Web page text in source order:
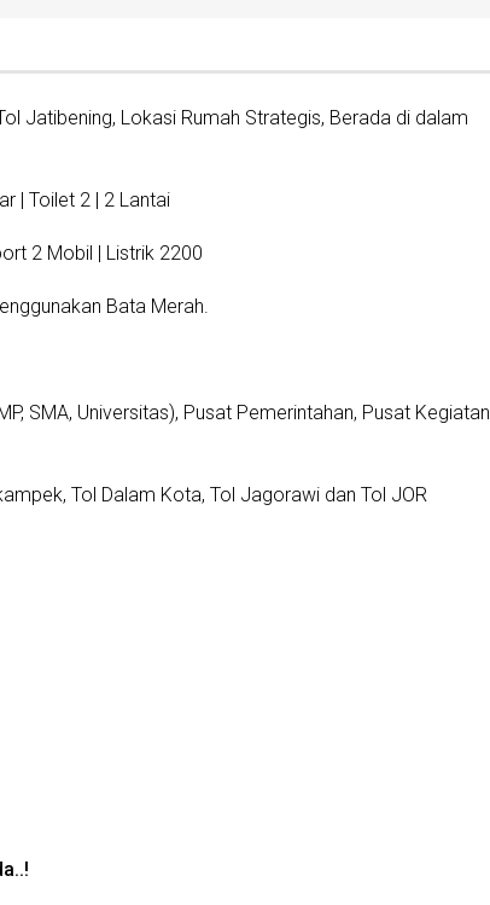
Jatibening, Lokasi Rumah Strategis, Berada di dalam
| Toilet 2 | 2 Lantai
2 Mobil | Listrik 2200
Bata Merah.
SMA, Universitas), Pusat Pemerintahan, Pusat Kegiatan
Tol Dalam Kota, Tol Jagorawi dan Tol JOR